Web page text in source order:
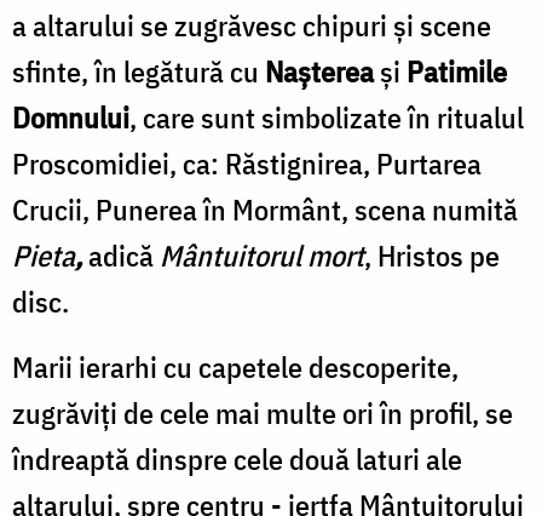
a altarului se zugrăvesc chipuri şi scene
sfinte, în legătură cu Naştereaşi Patimile
Domnului, care sunt simbolizate în ritualul
Proscomidiei, ca: Răstignirea, Purtarea
Crucii, Punerea în Mormânt, scena numită
Pieta,adică Mântuitorul mort, Hristos pe
disc.
Marii ierarhi cu capetele descoperite,
zugrăviți de cele mai multe ori în profil, se
îndreaptă dinspre cele două laturi ale
altarului, spre centru - jertfa Mântuitorului